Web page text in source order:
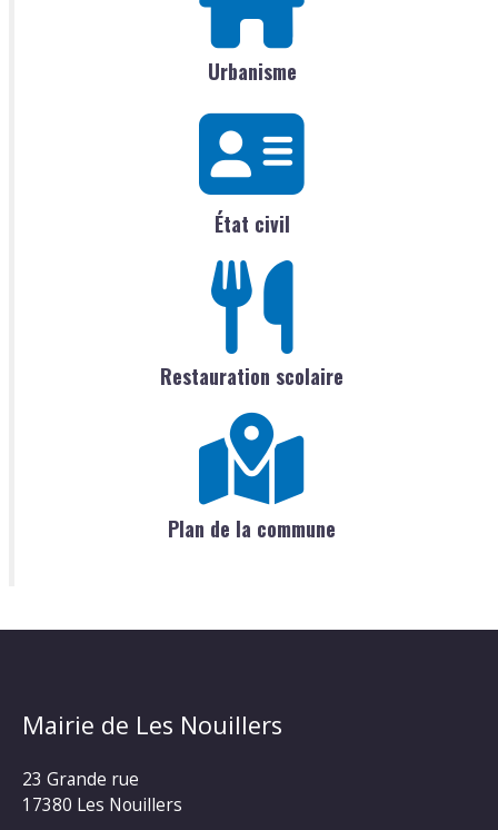
Urbanisme
État civil
Restauration scolaire
Plan de la commune
Mairie de Les Nouillers
23 Grande rue
17380 Les Nouillers